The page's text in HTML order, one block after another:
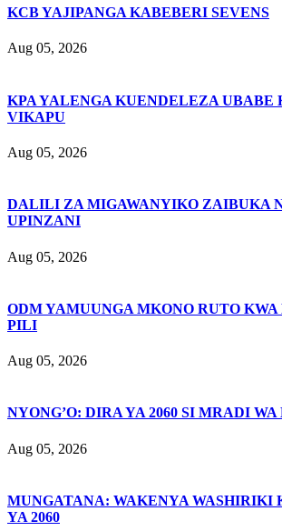
KCB YAJIPANGA KABEBERI SEVENS
Aug 05, 2026
KPA YALENGA KUENDELEZA UBABE
VIKAPU
Aug 05, 2026
DALILI ZA MIGAWANYIKO ZAIBUKA
UPINZANI
Aug 05, 2026
ODM YAMUUNGA MKONO RUTO
PILI
Aug 05, 2026
NYONG’O: DIRA YA 2060 SI MRADI
Aug 05, 2026
MUNGATANA: WAKENYA WASHIRIKI
YA 2060